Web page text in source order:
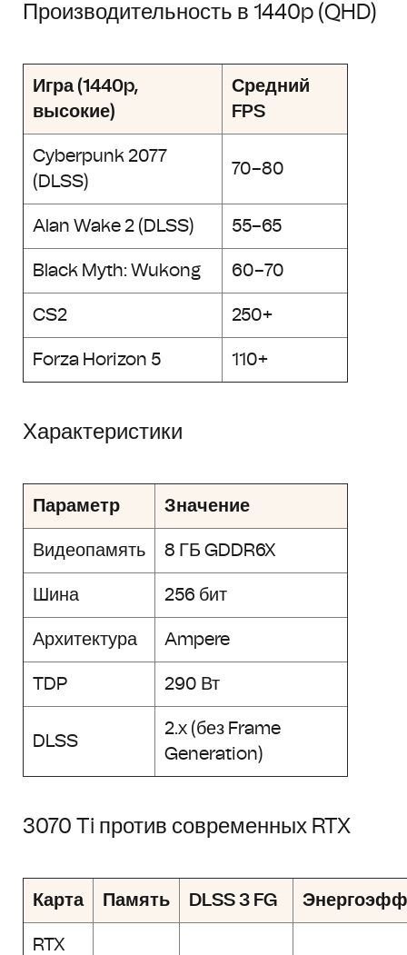
Производительность в 1440p (QHD)
Игра (1440p,
высокие)
Средний
FPS
Cyberpunk 2077
(DLSS)
70–80
Alan Wake 2 (DLSS) 55–65
Black Myth: Wukong 60–70
CS2 250+
Forza Horizon 5 110+
Характеристики
Параметр Значение
Видеопамять 8 ГБ GDDR6X
Шина 256 бит
Архитектура Ampere
TDP 290 Вт
DLSS
2.x (без Frame
Generation)
3070 Ti против современных RTX
Карта Память DLSS 3 FG
RTX